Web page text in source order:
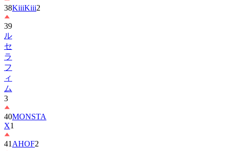
39
ル
セ
ラ
フ
ィ
ム
3
40
X
41AHOF
42 BTOB6